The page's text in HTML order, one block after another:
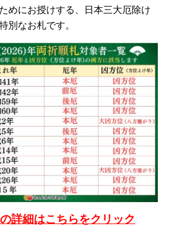
めにお授けする、日本三大厄除け
別なお札です。
詳細はこちらをクリック